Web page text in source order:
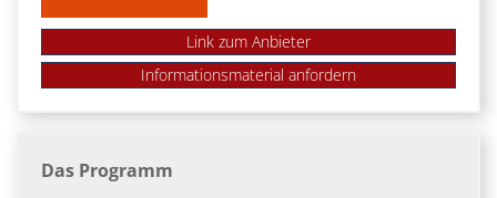
Link zum Anbieter
Das Programm